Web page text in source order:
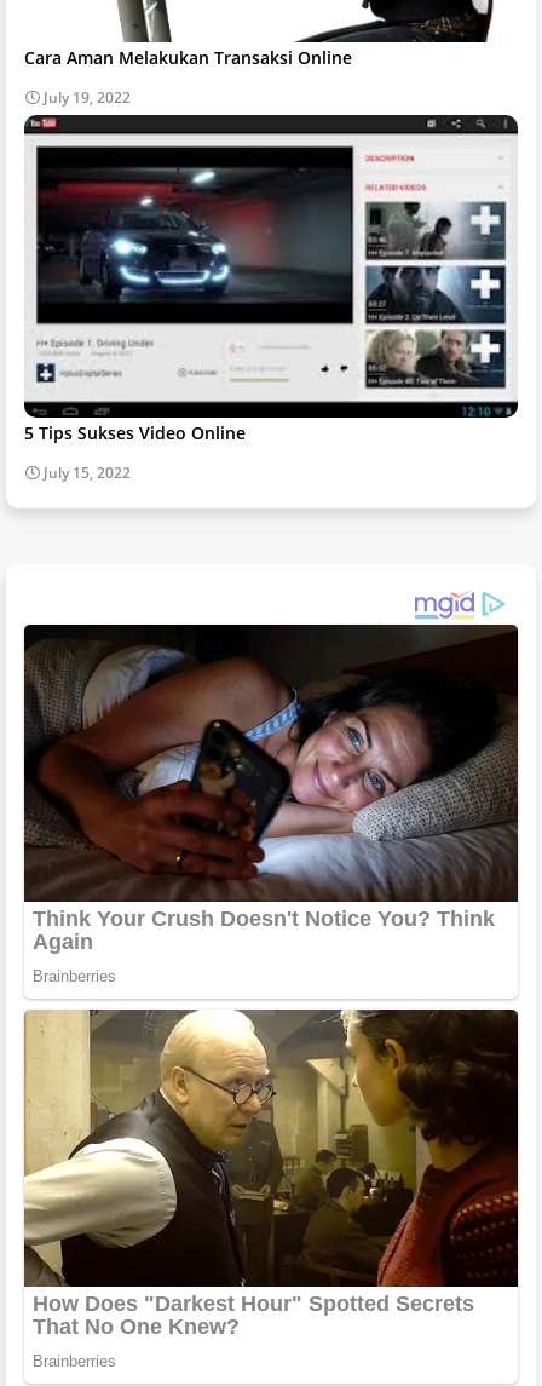
Cara Aman Melakukan Transaksi Online
July 19, 2022
5 Tips Sukses Video Online
July 15, 2022